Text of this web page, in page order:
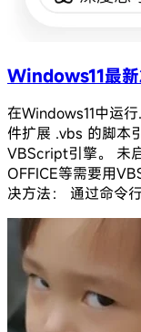
Windows11最
在Windows11中运
件扩展 .vbs 的脚本
VBScript引擎。 未
OFFICE等需要用
决方法： 通过命令